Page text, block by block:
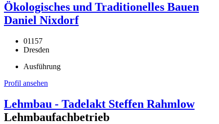
Ökologisches und Traditionelles Bauen
Daniel Nixdorf
01157
Dresden
Ausführung
Profil ansehen
Lehmbau - Tadelakt Steffen Rahmlow
Lehmbaufachbetrieb